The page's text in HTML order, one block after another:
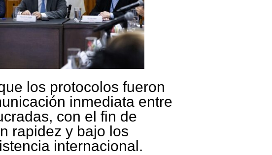
los protocolos fueron
inmediata entre
con el fin de
rapidez y bajo los
internacional.